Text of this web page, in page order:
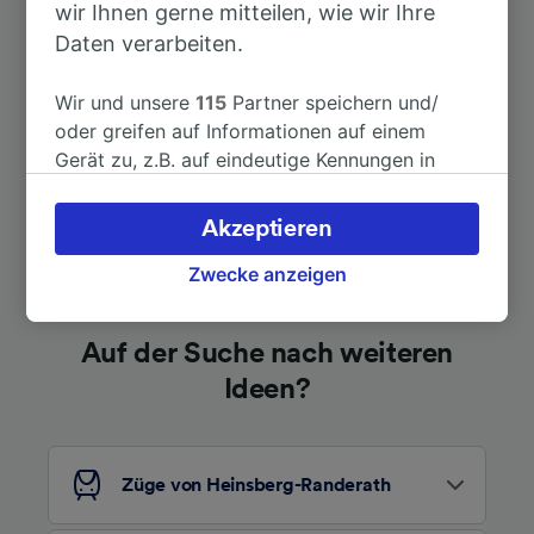
Nach Paris 4h 51min
Auf der Suche nach weiteren
Ideen?
Züge von Heinsberg-Randerath
wir Ihnen gerne mitteilen, wie wir Ihre
Daten verarbeiten.
Wir und unsere115 Partner speichern und/
oder greifen auf Informationen auf einem
Gerät zu, z.B. auf eindeutige Kennungen in
verarbeiten. Sie können Ihre Präferenzen
akzeptieren oder verwalten, einschließlich
Ihres Widerspruchsrechts bei berechtigtem
Datenschutzrichtlinie. Diese Präferenzen
werden unseren Partnern signalisiert und
Daten werden nicht für Tracking-Zwecke
verwendet, wenn Sie uns gebeten haben, Ihr
Surfverhalten nicht zu verfolgen.
Zwecke anzeigen
Akzeptieren